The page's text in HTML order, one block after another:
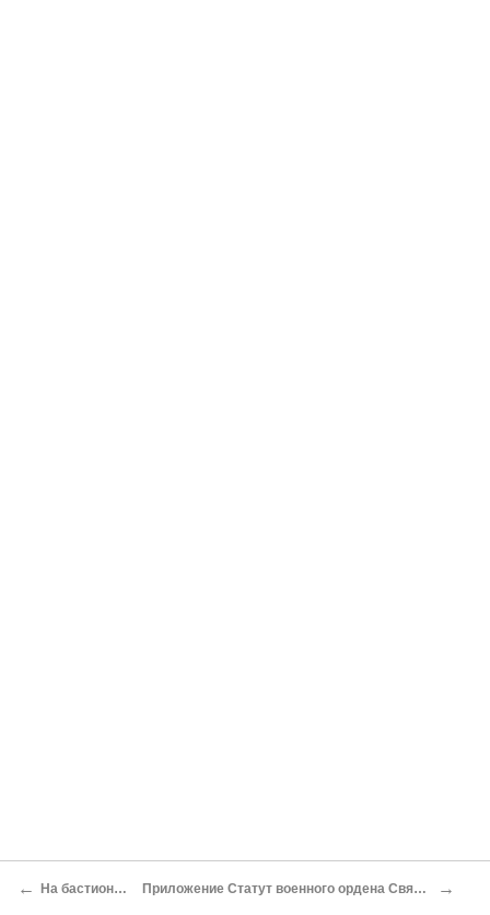
← На бастионах Севастополя Приложение Статут военного ордена Святаго Великомученика и Победоносца Георгия →